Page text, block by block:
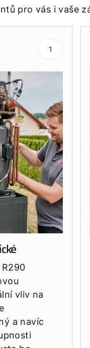
pro vás i vaše
1
vliv na
a navíc